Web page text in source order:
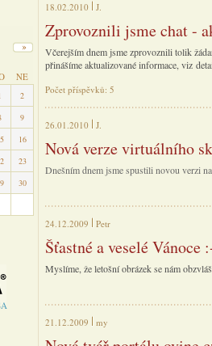
NE
2
9
16
23
30
18.02.2010 J.
Zprovoznili jsme chat -
Včerejším dnem jsme zprovoznili tolik
přinášíme aktualizované informace, viz
Počet příspěvků: 5
26.01.2010 J.
Nová verze virtuálního
Dnešním dnem jsme spustili novou verzi
24.12.2009 Petr
Šťastné a veselé Vánoce
Myslíme, že letošní obrázek se nám
21.12.2009 my